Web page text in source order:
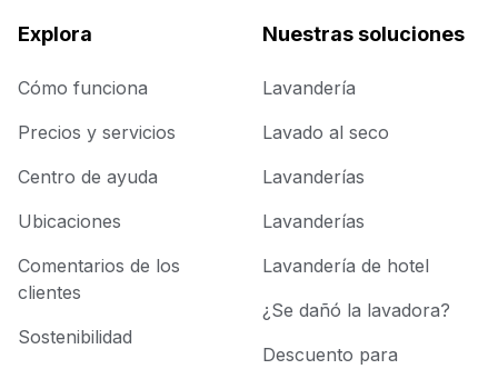
Explora
Cómo funciona
Precios y servicios
Centro de ayuda
Ubicaciones
Comentarios de los
clientes
Sostenibilidad
Nuestras soluciones
Lavandería
Lavado al seco
Lavanderías
Lavanderías
Lavandería de hotel
¿Se dañó la lavadora?
Descuento para